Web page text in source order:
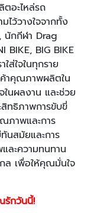
อะไหล่รถ
ไว้วางใจจากทั้ง
นักกีฬา Drag
BIKE, BIG BIKE
ใส่ใจในทุกราย
าคุณภาพผลิตใน
ในผลงาน และช่วย
ทธิภาพการขับขี่
ภาพและการ
นสมัยและการ
ละความทนทาน
ล เพื่อให้คุณมั่นใจ
รักวันนี้!